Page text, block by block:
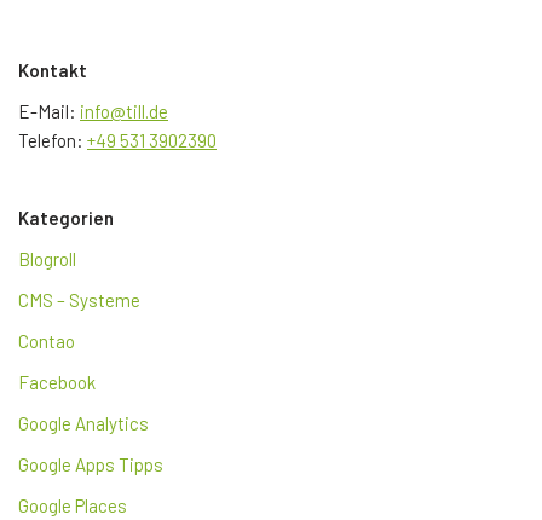
Kontakt
E-Mail: info@till.de
Telefon: +49 531 3902390
Kategorien
Blogroll
CMS – Systeme
Contao
Facebook
Google Analytics
Google Apps Tipps
Google Places